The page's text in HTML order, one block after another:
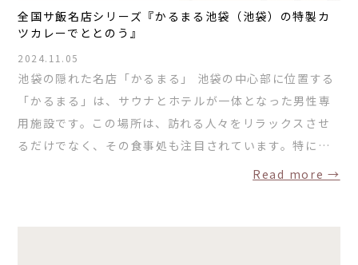
全国サ飯名店シリーズ『かるまる池袋（池袋）の特製カ
ツカレーでととのう』
2024.11.05
池袋の隠れた名店「かるまる」 池袋の中心部に位置する
「かるまる」は、サウナとホテルが一体となった男性専
用施設です。この場所は、訪れる人々をリラックスさせ
るだけでなく、その食事処も注目されています。特に…
Read more →